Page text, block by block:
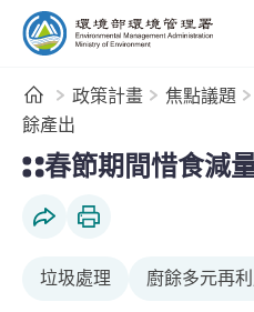
跳到主要內容區塊
首頁政策計畫 焦點議題
餘產出
春節期間惜食減
垃圾處理 廚餘多元再利